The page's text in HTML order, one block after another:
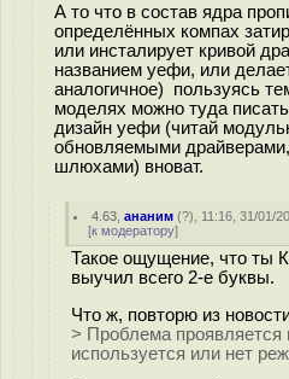
А то что в состав ядра
определённых компах
или инсталирует кривой
названием уефи, или
аналогичное) пользуясь
моделях можно туда
дизайн уефи (читай
обновляемыми
шлюхами) вноват.
4.63 ,ананим (?), 11:16, 31/01/
[к модератору]
Такое ощущение, что ты
выучил всего 2-е буквы.
Что ж, повторю из
> Проблема проявляется
используется или нет